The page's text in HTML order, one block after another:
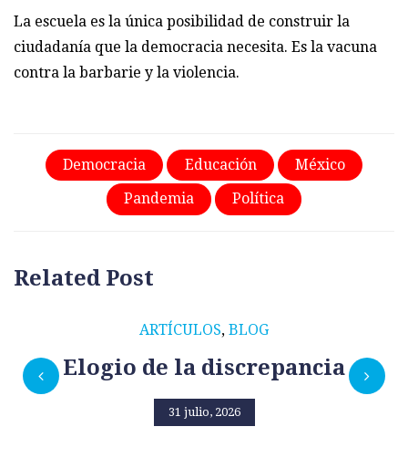
La escuela es la única posibilidad de construir la
ciudadanía que la democracia necesita. Es la vacuna
contra la barbarie y la violencia.
Democracia Educación
México
Pandemia
Política
Related Post
ARTÍCULOS, BLOG
Elogio de la discrepancia
31 julio, 2026